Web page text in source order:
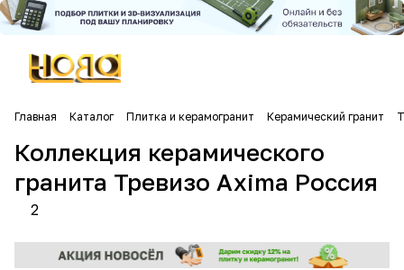
Главная Каталог Плитка и керамогранит Керамический гранит
Коллекция керамического
гранита Тревизо Axima Россия
2